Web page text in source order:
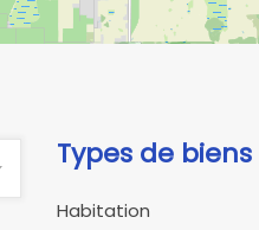
Types de biens
Habitation